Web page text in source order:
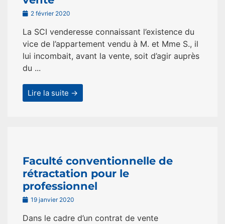
2 février 2020
La SCI venderesse connaissant l’existence du
vice de l’appartement vendu à M. et Mme S., il
lui incombait, avant la vente, soit d’agir auprès
du ...
Lire la suite →
Faculté conventionnelle de
rétractation pour le
professionnel
19 janvier 2020
Dans le cadre d’un contrat de vente